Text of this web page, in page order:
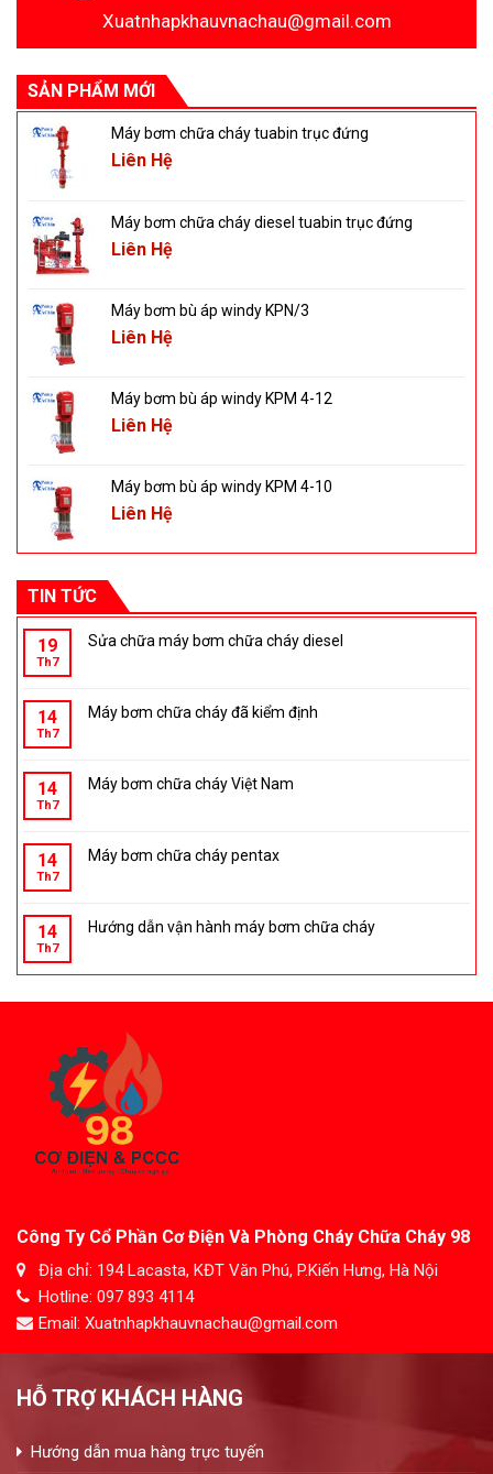
Xuatnhapkhauvnachau@gmail.com
SẢN PHẨM MỚI
Máy bơm chữa cháy tuabin trục đứng
Liên Hệ
Máy bơm chữa cháy diesel tuabin trục đứng
Liên Hệ
Máy bơm bù áp windy KPN/3
Liên Hệ
Máy bơm bù áp windy KPM 4-12
Liên Hệ
Máy bơm bù áp windy KPM 4-10
Liên Hệ
TIN TỨC
19
Th7
Sửa chữa máy bơm chữa cháy diesel
14
Th7
Máy bơm chữa cháy đã kiểm định
14
Th7
Máy bơm chữa cháy Việt Nam
14
Th7
Máy bơm chữa cháy pentax
14
Th7
Hướng dẫn vận hành máy bơm chữa cháy
Công Ty Cổ Phần Cơ Điện Và Phòng Cháy Chữa Cháy 98
Địa chỉ: 194 Lacasta, KĐT Văn Phú, P.Kiến Hưng, Hà Nội
Hotline: 097 893 4114
Email: Xuatnhapkhauvnachau@gmail.com
HỖ TRỢ KHÁCH HÀNG
Hướng dẫn mua hàng trực tuyến